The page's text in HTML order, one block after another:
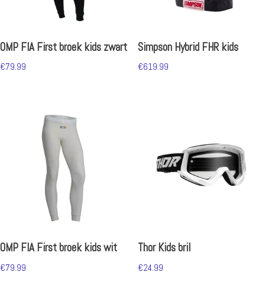
OMP FIA First broek kids zwart
€79.99
Simpson Hybrid FHR kids
€619.99
OMP FIA First broek kids wit
€79.99
Thor Kids bril
€24.99